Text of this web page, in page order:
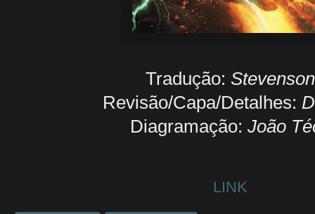
Tradução: Stevenson
Revisão/Capa/Detalhes:
Diagramação: João
LINK